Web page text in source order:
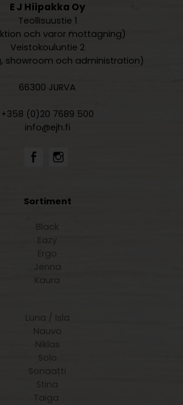
E J Hiipakka Oy
Teollisuustie 1
och varor mottagning)
Veistokouluntie 2
showroom och administration)
66300 JURVA
+358 (0)20 7689 500
info@ejh.fi
Sortiment
Black
Eazy
Ergo
Jenna
Kaura
Luna / Isla
Nauvo
Niklas
Solo
Sonaatti
Stina
Taiga